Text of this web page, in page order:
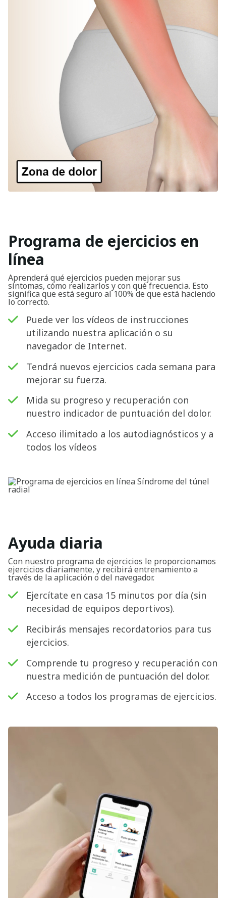
Buscar
Programa de ejercicios en
línea
Aprenderá qué ejercicios pueden mejorar sus
síntomas, cómo realizarlos y con qué frecuencia. Esto
significa que está seguro al 100% de que está haciendo
lo correcto.
Puede ver los vídeos de instrucciones
utilizando nuestra aplicación o su
navegador de Internet.
Tendrá nuevos ejercicios cada semana para
mejorar su fuerza.
Mida su progreso y recuperación con
nuestro indicador de puntuación del dolor.
Acceso ilimitado a los autodiagnósticos y a
todos los vídeos
Ayuda diaria
Con nuestro programa de ejercicios le proporcionamos
ejercicios diariamente, y recibirá entrenamiento a
través de la aplicación o del navegador.
Ejercítate en casa 15 minutos por día (sin
necesidad de equipos deportivos).
Recibirás mensajes recordatorios para tus
ejercicios.
Comprende tu progreso y recuperación con
nuestra medición de puntuación del dolor.
Acceso a todos los programas de ejercicios.